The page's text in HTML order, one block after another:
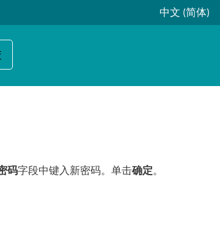
中文 (简体)
码字段中键入新密码。单击确定。